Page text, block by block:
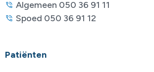
Algemeen 050 36 91 11
Spoed 050 36 91 12
Patiënten